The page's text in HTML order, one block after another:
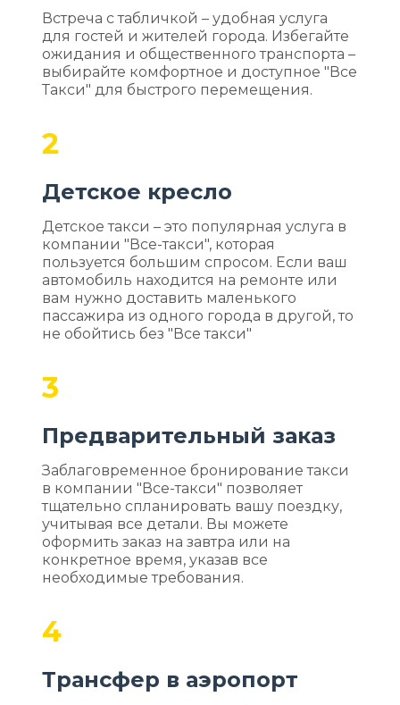
Встреча с табличкой – удобная услуга
для гостей и жителей города. Избегайте
ожидания и общественного транспорта –
выбирайте комфортное и доступное "Все
Такси" для быстрого перемещения.
2
Детское кресло
Детское такси – это популярная услуга в
компании "Все-такси", которая
пользуется большим спросом. Если ваш
автомобиль находится на ремонте или
вам нужно доставить маленького
пассажира из одного города в другой, то
не обойтись без "Все такси"
3
Предварительный заказ
Заблаговременное бронирование такси
в компании "Все-такси" позволяет
тщательно спланировать вашу поездку,
учитывая все детали. Вы можете
оформить заказ на завтра или на
конкретное время, указав все
необходимые требования.
4
Трансфер в аэропорт